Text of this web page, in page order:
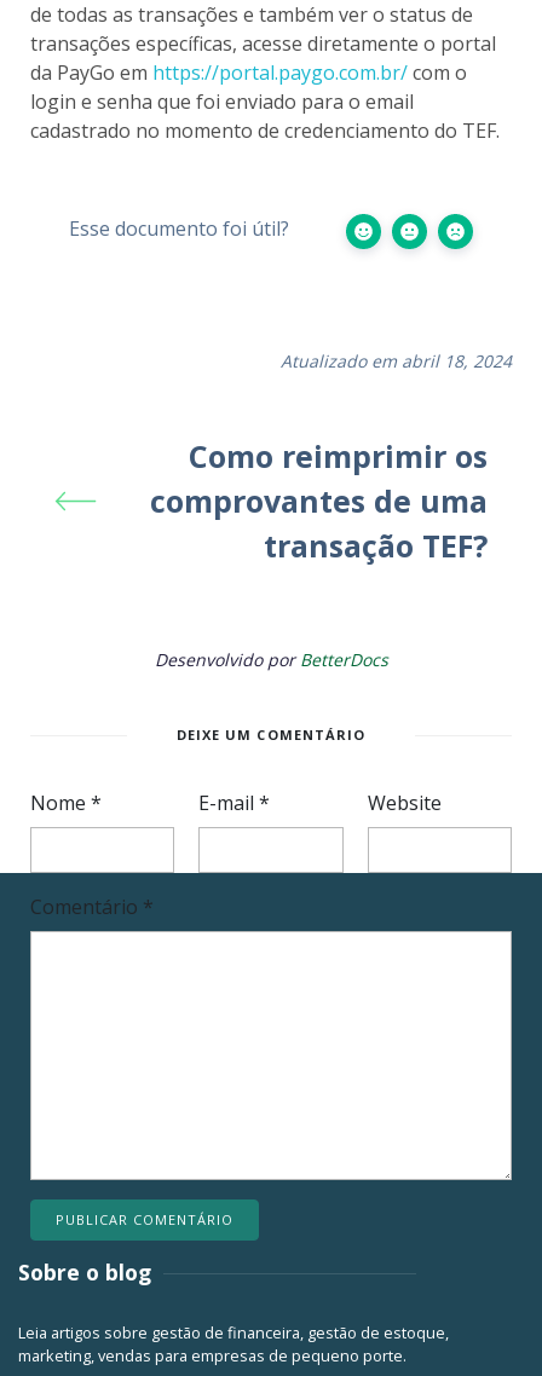
de todas as transações e também ver o status de
transações específicas, acesse diretamente o portal
da PayGo em https://portal.paygo.com.br/com o
login e senha que foi enviado para o email
cadastrado no momento de credenciamento do TEF.
Esse documento foi útil?
Atualizado em abril 18, 2024
Como reimprimir os
comprovantes de uma
transação TEF?
Desenvolvido porBetterDocs
DEIXE UM COMENTÁRIO
Nome * E-mail* Website
Comentário *
Sobre o blog
Leia artigos sobre gestão de financeira, gestão de estoque,
marketing, vendas para empresas de pequeno porte.